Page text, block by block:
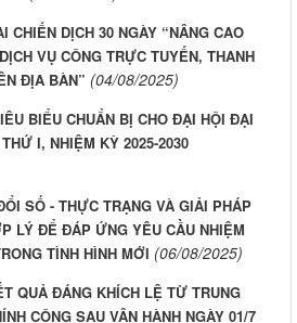
CHIẾN DỊCH 30 NGÀY “NÂNG CAO
VỤ CÔNG TRỰC TUYẾN, THANH
ĐỊA BÀN” (04/08/2025)
BIỂU CHUẨN BỊ CHO ĐẠI HỘI ĐẠI
I, NHIỆM KỲ 2025-2030
SỐ - THỰC TRẠNG VÀ GIẢI PHÁP
LÝ ĐỂ ĐÁP ỨNG YÊU CẦU NHIỆM
TÌNH HÌNH MỚI (06/08/2025)
QUẢ ĐÁNG KHÍCH LỆ TỪ TRUNG
CÔNG SAU VẬN HÀNH NGÀY 01/7